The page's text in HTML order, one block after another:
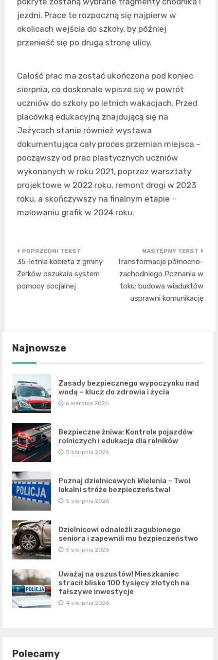
jezdni. Prace te rozpoczną się najpierw w
okolicach wejścia do szkoły, by później
przenieść się po drugą stronę ulicy.
Całość prac ma zostać ukończona pod koniec
sierpnia, co doskonale wpisze się w powrót
uczniów do szkoły po letnich wakacjach. Przed
placówką edukacyjną znajdującą się na
Jeżycach stanie również wystawa
dokumentująca cały proces przemian miejsca –
począwszy od prac plastycznych uczniów
wykonanych w roku 2021, poprzez warsztaty
projektowe w 2022 roku, remont drogi w 2023
roku, a skończywszy na finalnym etapie –
malowaniu grafik w 2024 roku.
Nawigacja
wpisu
35-letnia kobieta z gminy
Żerków oszukała system
pomocy socjalnej
Transformacja północno-
zachodniego Poznania w
toku: budowa wiaduktów
usprawni komunikację
Najnowsze
Zasady bezpiecznego wypoczynku nad
wodą – klucz do zdrowia i życia
6 sierpnia 2026
Bezpieczne żniwa: Kontrole pojazdów
rolniczych i edukacja dla rolników
5 sierpnia 2026
Poznaj dzielnicowych Wielenia – Twoi
lokalni stróże bezpieczeństwa!
5 sierpnia 2026
Dzielnicowi odnaleźli zagubionego
seniora i zapewnili mu bezpieczeństwo
5 sierpnia 2026
Uważaj na oszustów! Mieszkaniec
stracił blisko 100 tysięcy złotych na
fałszywe inwestycje
4 sierpnia 2026
Polecamy